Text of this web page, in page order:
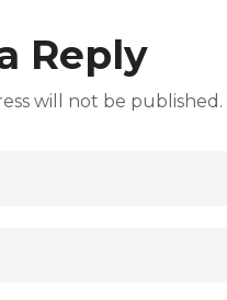
Reply
will not be published.